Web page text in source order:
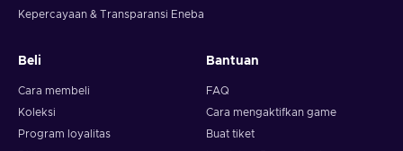
Kepercayaan & Transparansi Eneba
Beli
Cara membeli
Koleksi
Program loyalitas
Bantuan
FAQ
Cara mengaktifkan game
Buat tiket